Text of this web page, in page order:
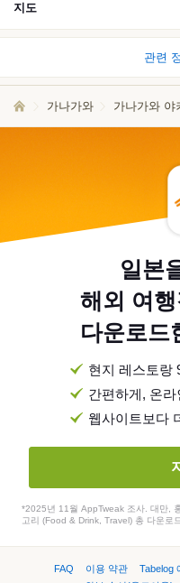
지도
관련
가나가와 가나가와 야
일본
해외 여행
다운로드
현지 레스토랑
간편하게, 온
웹사이트보다
*2025년 11월 AppTweak 조사. 대만,
고리 (Food & Drink, Travel) 총 다운로
FAQ 이용 약관 Tabelog